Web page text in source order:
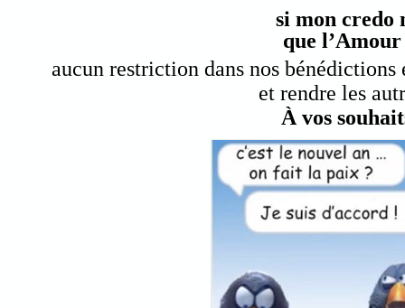
aucun restriction dans nos
et rendre les
À vos
si mon credo
que